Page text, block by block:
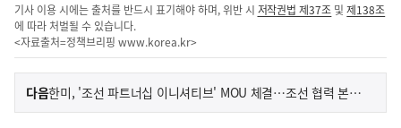
기사 이용 시에는 출처를 반드시 표기해야 하며, 위반 시 저작권법 제37조 및제138조
에 따라 처벌될 수 있습니다.
<자료출처=정책브리핑 www.korea.kr>
이
전
다음기
한미, '조선 파트너십 이니셔티브' MOU 체결…조선 협력 본격화